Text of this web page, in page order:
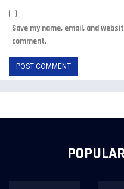
Save my name, email, and
comment.